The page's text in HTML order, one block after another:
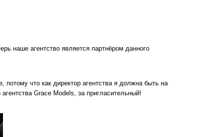
наше агентство является партнёром данного
что как директор агентства я должна быть на
Grace Models, за пригласительный!